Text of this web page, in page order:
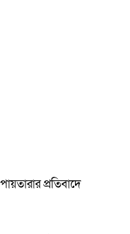
প্রতিবাদে